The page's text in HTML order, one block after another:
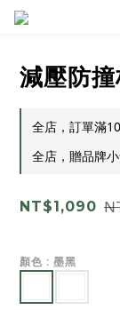
減壓防撞
全店，訂單滿
全店，贈品牌
NT$1,090
顏色 : 墨黑